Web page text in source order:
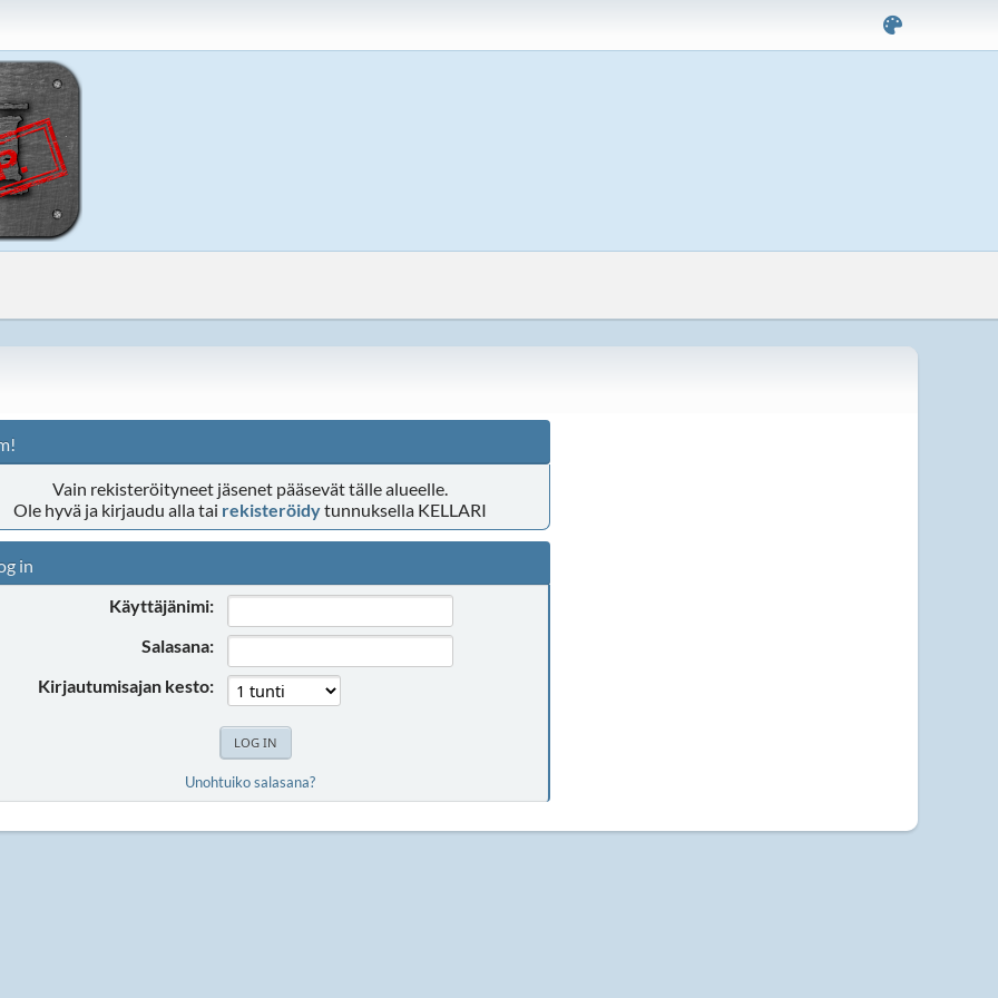
Vain rekisteröityneet jäsenet pääsevät tälle alueelle.
Ole hyvä ja kirjaudu alla tai rekisteröidytunnuksella KELLARI
in
Käyttäjänimi:
Salasana:
Kirjautumisajan kesto:
Unohtuiko salasana?